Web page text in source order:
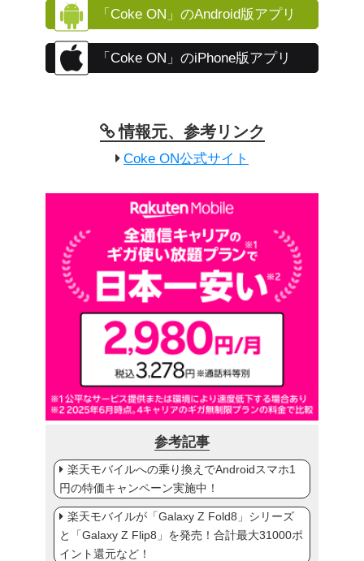
「Coke ON」のAndroid版アプリ
「Coke ON」のiPhone版アプリ
情報元、参考リンク
Coke ON公式サイト
参考記事
楽天モバイルへの乗り換えでAndroidスマホ1
円の特価キャンペーン実施中！
楽天モバイルが「Galaxy Z Fold8」シリーズ
と「Galaxy Z Flip8」を発売！合計最大31000ポ
イント還元など！